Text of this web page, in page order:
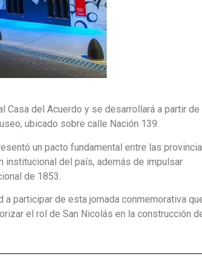
Casa del Acuerdo y se desarrollará a partir de
ubicado sobre calle Nación 139.
un pacto fundamental entre las
institucional del país, además de impulsar
de 1853.
participar de esta jornada conmemorativa
el rol de San Nicolás en la construcción